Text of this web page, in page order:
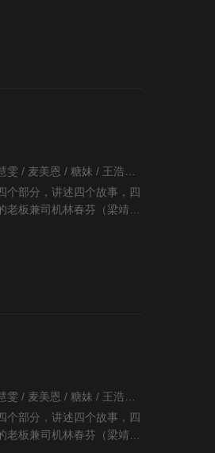
个部分，讲述四个故事，四
板兼司机林春芬（梁靖琪
个部分，讲述四个故事，四
板兼司机林春芬（梁靖琪